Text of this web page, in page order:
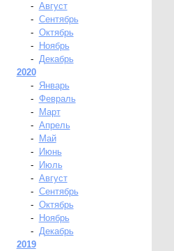
- Август
- Сентябрь
- Октябрь
-
Ноябрь
- Декабрь
2020
-
Январь
- Февраль
-
Март
- Апрель
-
Май
-
Июнь
-
Июль
- Август
- Сентябрь
- Октябрь
-
Ноябрь
- Декабрь
2019